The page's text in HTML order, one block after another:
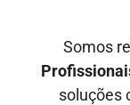
Somos
soluções